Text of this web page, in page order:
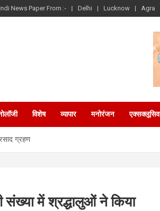
News Paper From :- Delhi Lucknow Agra
विशेष व्यापार मनोरंजन एक्सक्लूसिव
ग्रहण
संख्या में श्रद्धालुओं ने किया